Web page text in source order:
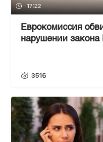
17:22
Еврокомиссия
нарушении
3516